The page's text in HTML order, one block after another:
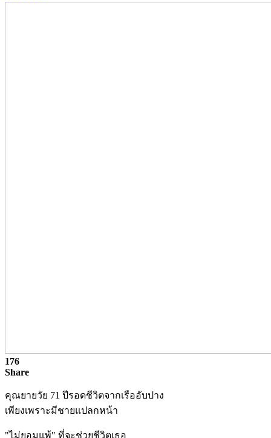
176
Share
คุณยายวัย 71 ปีรอดชีวิตจากเรืออับปาง
เพียงเพราะมีชายแปลกหน้า
"ไม่ยอมแพ้" ที่จะช่วยชีวิตเธอ